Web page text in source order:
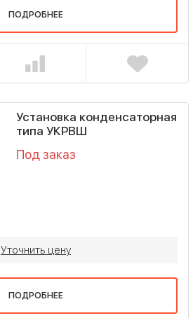
ПОДРОБНЕЕ
Установка конденсаторная
типа УКРВШ
Под заказ
Уточнить цену
ПОДРОБНЕЕ